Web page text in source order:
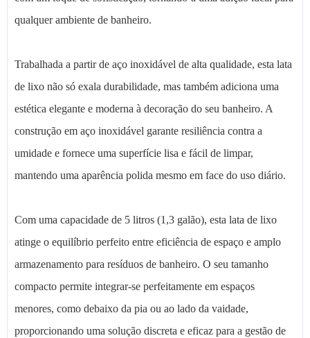
qualquer ambiente de banheiro.
Trabalhada a partir de aço inoxidável de alta qualidade, esta lata
de lixo não só exala durabilidade, mas também adiciona uma
estética elegante e moderna à decoração do seu banheiro. A
construção em aço inoxidável garante resiliência contra a
umidade e fornece uma superfície lisa e fácil de limpar,
mantendo uma aparência polida mesmo em face do uso diário.
Com uma capacidade de 5 litros (1,3 galão), esta lata de lixo
atinge o equilíbrio perfeito entre eficiência de espaço e amplo
armazenamento para resíduos de banheiro. O seu tamanho
compacto permite integrar-se perfeitamente em espaços
menores, como debaixo da pia ou ao lado da vaidade,
proporcionando uma solução discreta e eficaz para a gestão de